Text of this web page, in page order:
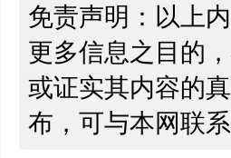
免责声明：以上
更多信息之目的
或证实其内容的
布，可与本网联